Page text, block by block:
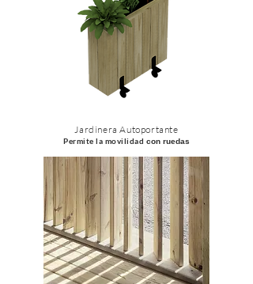
Jardinera Autoportante
Permite la movilidad con ruedas